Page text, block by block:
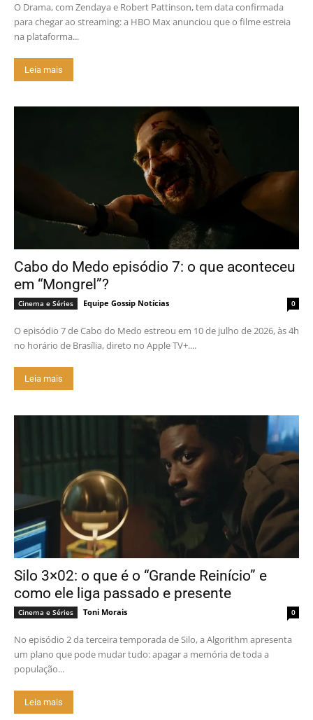
O Drama, com Zendaya e Robert Pattinson, tem data confirmada
para chegar ao streaming: a HBO Max anunciou que o filme estreia
na plataforma...
Leia mais
Cabo do Medo episódio 7: o que aconteceu
em “Mongrel”?
Cinema e Séries Equipe Gossip Notícias 0
O episódio 7 de Cabo do Medo estreou em 10 de julho de 2026, às 4h
no horário de Brasília, direto no Apple TV+....
Leia mais
Silo 3×02: o que é o “Grande Reinício” e
como ele liga passado e presente
Cinema e Séries Toni Morais 0
No episódio 2 da terceira temporada de Silo, a Algorithm apresenta
um plano que pode mudar tudo: apagar a memória de toda a
população...
Leia mais